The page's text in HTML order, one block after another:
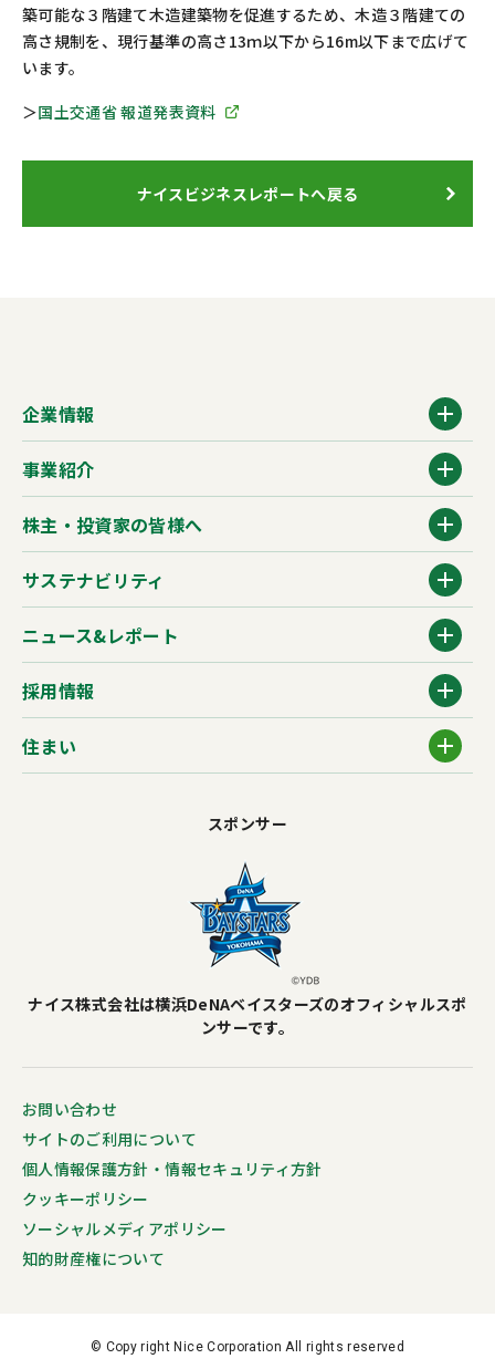
築可能な３階建て木造建築物を促進するため、木造３階建ての
高さ規制を、現行基準の高さ13ｍ以下から16m以下まで広げて
います。
＞国土交通省 報道発表資料
ナイスビジネスレポートへ戻る
スポンサー
ナイス株式会社は横浜DeNAベイスターズのオフィシャルスポ
ンサーです。
企業情報
事業紹介
株主・投資家の皆様へ
サステナビリティ
ニュース&レポート
採用情報
住まい
お問い合わせ
サイトのご利用について
個人情報保護方針・情報セキュリティ方針
クッキーポリシー
ソーシャルメディアポリシー
知的財産権について
© Copy right Nice Corporation All rights reserved